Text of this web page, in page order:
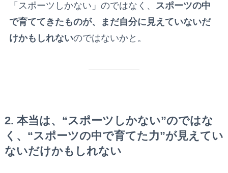
「スポーツしかない」のではなく、 スポーツの中
で育ててきたものが、まだ自分に見えていないだ
けかもしれないのではないかと。
2. 本当は、“スポーツしかない”のではな
く、“スポーツの中で育てた力”が見えてい
ないだけかもしれない